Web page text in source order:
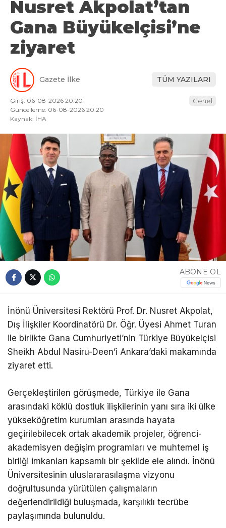
Nusret Akpolat’tan
Gana Büyükelçisi’ne
ziyaret
Gazete İlke TÜM YAZILARI
Giriş: 06-08-2026 20:20
Güncelleme: 06-08-2026 20:20
Kaynak: İHA
Genel
ABONE OL
İnönü Üniversitesi Rektörü Prof. Dr. Nusret Akpolat,
Dış İlişkiler Koordinatörü Dr. Öğr. Üyesi Ahmet Turan
ile birlikte Gana Cumhuriyeti’nin Türkiye Büyükelçisi
Sheikh Abdul Nasiru-Deen’i Ankara’daki makamında
ziyaret etti.
Gerçekleştirilen görüşmede, Türkiye ile Gana
arasındaki köklü dostluk ilişkilerinin yanı sıra iki ülke
yükseköğretim kurumları arasında hayata
geçirilebilecek ortak akademik projeler, öğrenci-
akademisyen değişim programları ve muhtemel iş
birliği imkanları kapsamlı bir şekilde ele alındı. İnönü
Üniversitesinin uluslararasılaşma vizyonu
doğrultusunda yürütülen çalışmaların
değerlendirildiği buluşmada, karşılıklı tecrübe
paylaşımında bulunuldu.